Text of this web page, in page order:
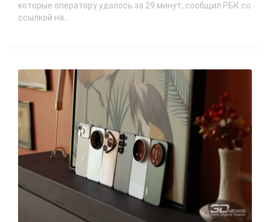
которые оператору удалось за 29 минут, сообщил РБК со
ссылкой на...